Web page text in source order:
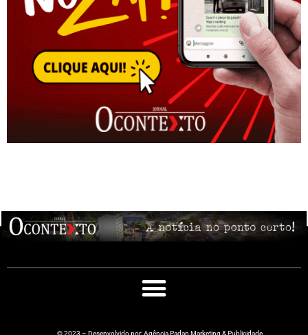
© 2023 – Desenvolvido por: Agência Padan Marketing & Publicidade